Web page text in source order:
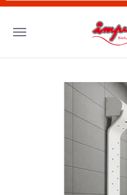
Zum Hauptinhalt springen